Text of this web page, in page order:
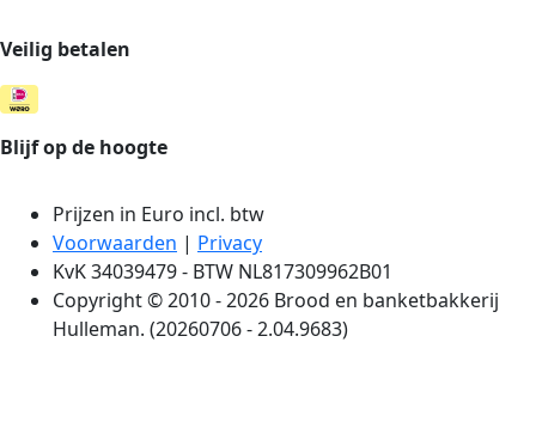
Veilig betalen
Blijf op de hoogte
Prijzen in Euro incl. btw
Voorwaarden | Privacy
KvK 34039479 - BTW NL817309962B01
Copyright © 2010 - 2026 Brood en banketbakkerij
Hulleman. (20260706 - 2.04.9683)